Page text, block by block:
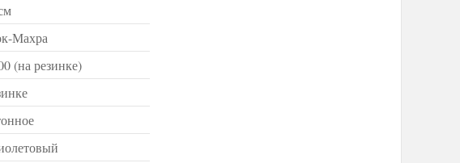
Махра
(на резинке)